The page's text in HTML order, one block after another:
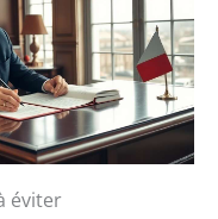
éviter